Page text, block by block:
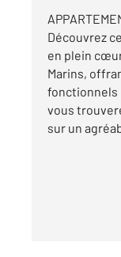
Découvrez
en plein
Marins,
fonctionnels
vous
sur un